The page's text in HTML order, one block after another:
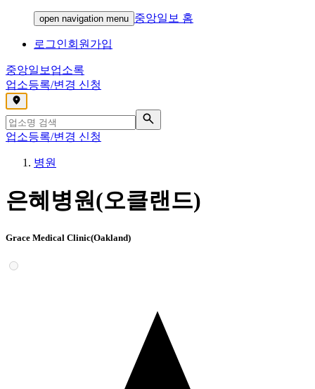
open navigation menu 중앙일보 홈
로그인회원가입
중앙일보 업소록
업소등록/변경 신청
,
업소등록/변경 신청
병원
은혜병원(오클랜드)
Grace Medical Clinic(Oakland)